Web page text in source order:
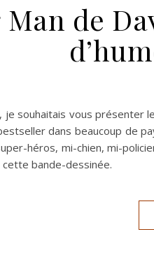
Man de
je souhaitais vous présenter
dans beaucoup de
héros, mi-chien, mi-
bande-dessinée.